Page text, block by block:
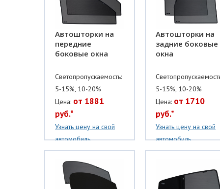
Автошторки на
передние
боковые окна
Светопропускаемость:
5-15%, 10-20%
Цена: от 1881
руб.*
Узнать цену на свой
автомобиль
Автошторки на
задние боковые
окна
5-15%, 10-20%
Цена: от 1710
руб.*
Узнать цену на свой
автомобиль